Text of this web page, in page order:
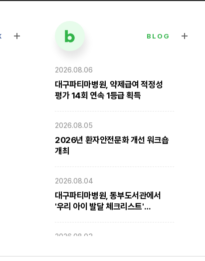
BLOG
2026.08.06
대구파티마병원, 약제급여 적정성
평가 14회 연속 1등급 획득
2026.08.05
2026년 환자안전문화 개선 워크숍
개최
2026.08.04
대구파티마병원, 동부도서관에서
'우리 아이 발달 체크리스트'
2026.08.03